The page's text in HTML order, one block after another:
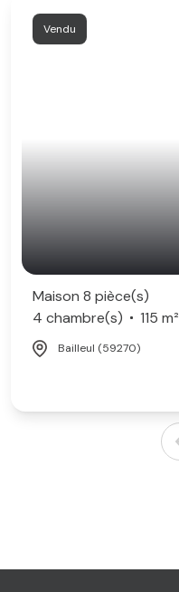
Vendu
Maison 8 pièce(s)
4 chambre(s)
115 m²
Bailleul (59270)